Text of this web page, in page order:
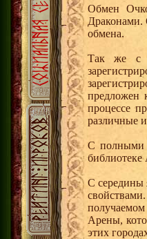
Обмен
Драконами.
обмена.
Так же с
предложен
процессе
различные
С полными
библиотеке
С середины
Арены,
этих